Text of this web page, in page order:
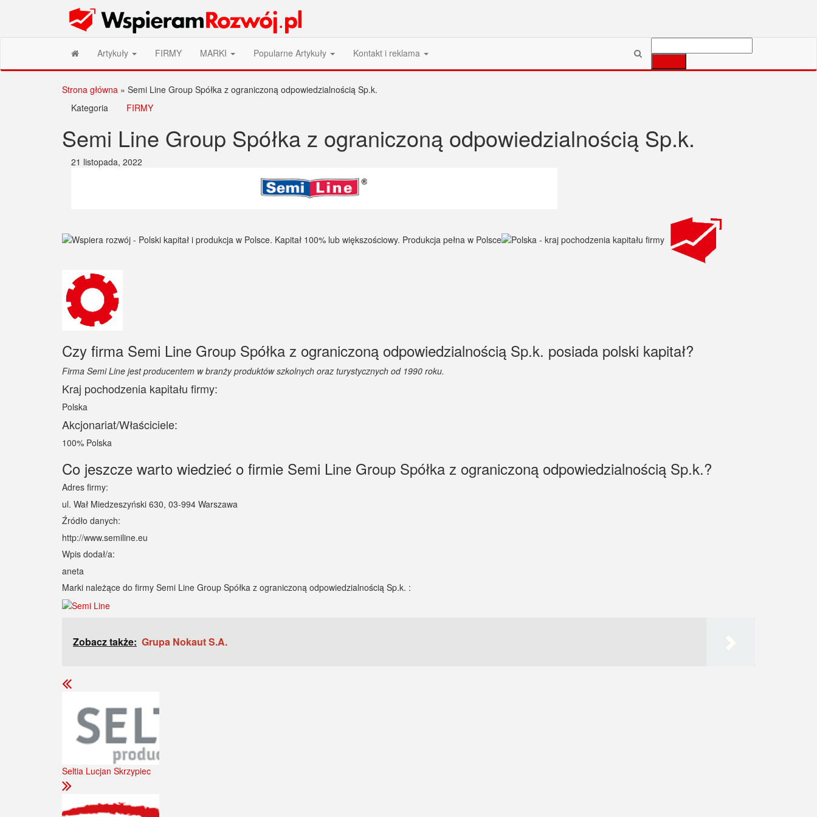
Wspieram Rozwój PL
Artykuły FIRMY MARKI Popularne Artykuły Kontakt i reklama
Strona główna » Semi Line Group Spółka z ograniczoną odpowiedzialnością Sp.k.
Kategoria
FIRMY
Semi Line Group Spółka z ograniczoną odpowiedzialnością Sp.k.
21 listopada, 2022
Czy firma Semi Line Group Spółka z ograniczoną odpowiedzialnością Sp.k. posiada polski kapitał?
Firma Semi Line jest producentem w branży produktów szkolnych oraz turystycznych od 1990 roku.
Kraj pochodzenia kapitału firmy:
Polska
Akcjonariat/Właściciele:
100% Polska
Co jeszcze warto wiedzieć o firmie Semi Line Group Spółka z ograniczoną odpowiedzialnością Sp.k.?
Adres firmy:
ul. Wał Miedzeszyński 630, 03-994 Warszawa
Źródło danych:
http://www.semiline.eu
Wpis dodał/a:
aneta
Marki należące do firmy Semi Line Group Spółka z ograniczoną odpowiedzialnością Sp.k. :
Zobacz także: Grupa Nokaut S.A.
Seltia Lucjan Skrzypiec